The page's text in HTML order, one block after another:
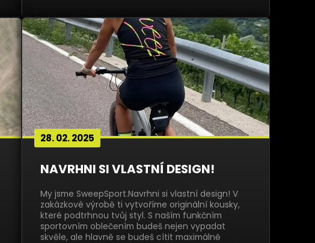
28. 02. 2025
NAVRHNI SI VLASTNÍ DESIGN!
My jsme SweepSport.Navrhni si vlastní design! V
zakázkové výrobě ti vytvoříme originální kousky,
které podtrhnou tvůj styl. S naším funkčním
sportovním oblečením budeš nejen vypadat
skvěle, ale hlavně se budeš cítit maximálně